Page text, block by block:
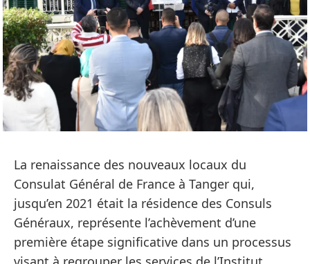
La renaissance des nouveaux locaux du
Consulat Général de France à Tanger qui,
jusqu’en 2021 était la résidence des Consuls
Généraux, représente l’achèvement d’une
première étape significative dans un processus